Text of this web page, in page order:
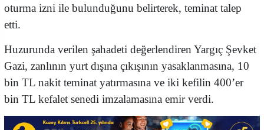
oturma izni ile bulunduğunu belirterek, teminat talep
etti.
Huzurunda verilen şahadeti değerlendiren Yargıç Şevket
Gazi, zanlının yurt dışına çıkışının yasaklanmasına, 10
bin TL nakit teminat yatırmasına ve iki kefilin 400’er
bin TL kefalet senedi imzalamasına emir verdi.